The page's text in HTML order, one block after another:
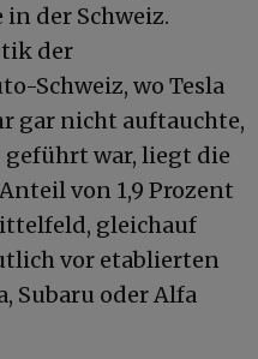
der Schweiz.
der
Schweiz, wo Tesla
gar nicht auftauchte,
war, liegt die
von 1,9 Prozent
gleichauf
vor etablierten
Subaru oder Alfa